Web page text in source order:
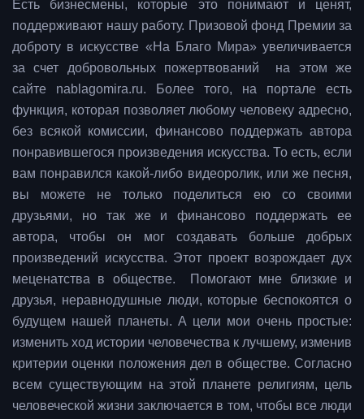
Есть бизнесмены, которые это понимают и ценят,
поддерживают нашу работу. Призовой фонд Премии за
доброту в искусстве «На Благо Мира» увеличивается
за счет добровольных пожертвований на этом же
сайте nablagomira.ru. Более того, на портале есть
функция, которая позволяет любому человеку адресно,
без всякой комиссии, финансово поддержать автора
понравившегося произведения искусства. То есть, если
вам понравился какой-либо видеоролик, или же песня,
вы можете не только поделиться ею со своими
друзьями, но так же и финансово поддержать ее
автора, чтобы он мог создавать больше добрых
произведений искусства. Этот проект возрождает дух
меценатства в обществе. Помогают мне близкие и
друзья, неравнодушные люди, которые беспокоятся о
будущем нашей планеты. А цели мои очень простые:
изменить ход истории человечества к лучшему, изменив
критерии оценки положения дел в обществе. Согласно
всем существующим на этой планете религиям, цель
человеческой жизни заключается в том, чтобы все люди